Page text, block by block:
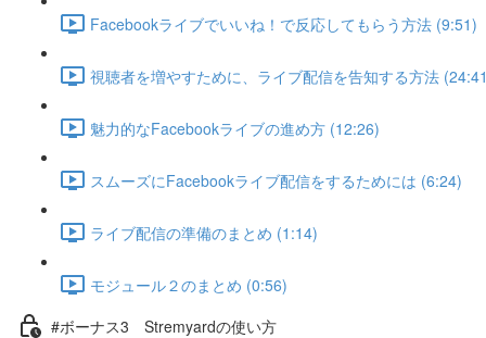
Facebookライブでいいね！で反応してもらう方法 (9:51)
視聴者を増やすために、ライブ配信を告知する方法
魅力的なFacebookライブの進め方 (12:26)
スムーズにFacebookライブ配信をするためには (6:24)
ライブ配信の準備のまとめ (1:14)
モジュール２のまとめ (0:56)
#ボーナス3 Stremyardの使い方